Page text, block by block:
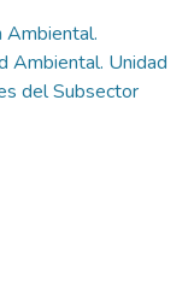
Ambiental.
Ambiental. Unidad
del Subsector